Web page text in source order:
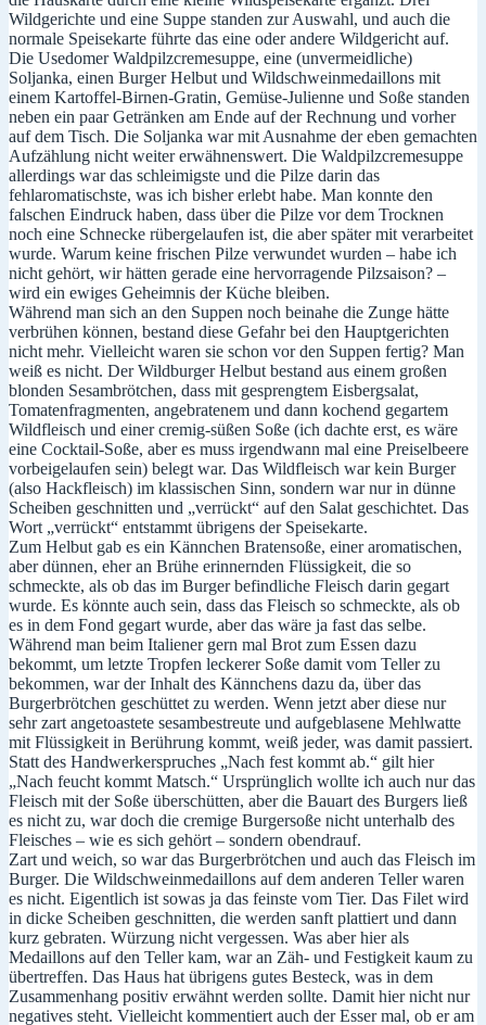
Wildgerichte und eine Suppe standen zur Auswahl, und auch die
normale Speisekarte führte das eine oder andere Wildgericht auf.
Die Usedomer Waldpilzcremesuppe, eine (unvermeidliche)
Soljanka, einen Burger Helbut und Wildschweinmedaillons mit
einem Kartoffel-Birnen-Gratin, Gemüse-Julienne und Soße standen
neben ein paar Getränken am Ende auf der Rechnung und vorher
auf dem Tisch. Die Soljanka war mit Ausnahme der eben gemachten
Aufzählung nicht weiter erwähnenswert. Die Waldpilzcremesuppe
allerdings war das schleimigste und die Pilze darin das
fehlaromatischste, was ich bisher erlebt habe. Man konnte den
falschen Eindruck haben, dass über die Pilze vor dem Trocknen
noch eine Schnecke rübergelaufen ist, die aber später mit verarbeitet
wurde. Warum keine frischen Pilze verwundet wurden – habe ich
nicht gehört, wir hätten gerade eine hervorragende Pilzsaison? –
wird ein ewiges Geheimnis der Küche bleiben.
Während man sich an den Suppen noch beinahe die Zunge hätte
verbrühen können, bestand diese Gefahr bei den Hauptgerichten
nicht mehr. Vielleicht waren sie schon vor den Suppen fertig? Man
weiß es nicht. Der Wildburger Helbut bestand aus einem großen
blonden Sesambrötchen, dass mit gesprengtem Eisbergsalat,
Tomatenfragmenten, angebratenem und dann kochend gegartem
Wildfleisch und einer cremig-süßen Soße (ich dachte erst, es wäre
eine Cocktail-Soße, aber es muss irgendwann mal eine Preiselbeere
vorbeigelaufen sein) belegt war. Das Wildfleisch war kein Burger
(also Hackfleisch) im klassischen Sinn, sondern war nur in dünne
Scheiben geschnitten und „verrückt“ auf den Salat geschichtet. Das
Wort „verrückt“ entstammt übrigens der Speisekarte.
Zum Helbut gab es ein Kännchen Bratensoße, einer aromatischen,
aber dünnen, eher an Brühe erinnernden Flüssigkeit, die so
schmeckte, als ob das im Burger befindliche Fleisch darin gegart
wurde. Es könnte auch sein, dass das Fleisch so schmeckte, als ob
es in dem Fond gegart wurde, aber das wäre ja fast das selbe.
Während man beim Italiener gern mal Brot zum Essen dazu
bekommt, um letzte Tropfen leckerer Soße damit vom Teller zu
bekommen, war der Inhalt des Kännchens dazu da, über das
Burgerbrötchen geschüttet zu werden. Wenn jetzt aber diese nur
sehr zart angetoastete sesambestreute und aufgeblasene Mehlwatte
mit Flüssigkeit in Berührung kommt, weiß jeder, was damit passiert.
Statt des Handwerkerspruches „Nach fest kommt ab.“ gilt hier
„Nach feucht kommt Matsch.“ Ursprünglich wollte ich auch nur das
Fleisch mit der Soße überschütten, aber die Bauart des Burgers ließ
es nicht zu, war doch die cremige Burgersoße nicht unterhalb des
Fleisches – wie es sich gehört – sondern obendrauf.
Zart und weich, so war das Burgerbrötchen und auch das Fleisch im
Burger. Die Wildschweinmedaillons auf dem anderen Teller waren
es nicht. Eigentlich ist sowas ja das feinste vom Tier. Das Filet wird
in dicke Scheiben geschnitten, die werden sanft plattiert und dann
kurz gebraten. Würzung nicht vergessen. Was aber hier als
Medaillons auf den Teller kam, war an Zäh- und Festigkeit kaum zu
übertreffen. Das Haus hat übrigens gutes Besteck, was in dem
Zusammenhang positiv erwähnt werden sollte. Damit hier nicht nur
negatives steht. Vielleicht kommentiert auch der Esser mal, ob er am